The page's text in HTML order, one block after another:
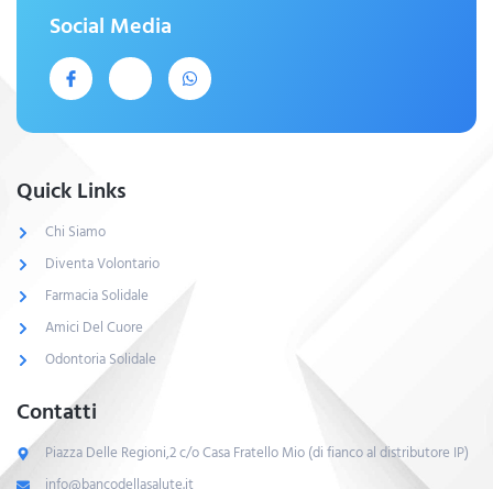
Social Media
Quick Links
Chi Siamo
Diventa Volontario
Farmacia Solidale
Amici Del Cuore
Odontoria Solidale
Contatti
Piazza Delle Regioni,2 c/o Casa Fratello Mio (di fianco al distributore IP)